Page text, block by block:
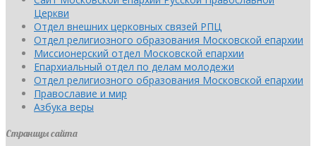
Церкви
Отдел внешних церковных связей РПЦ
Отдел религиозного образования Московской епархии
Миссионерский отдел Московской епархии
Епархиальный отдел по делам молодежи
Отдел религиозного образования Московской епархии
Православие и мир
Азбука веры
Страницы сайта